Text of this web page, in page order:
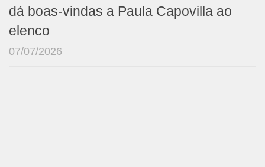
dá boas-vindas a Paula Capovilla ao
elenco
07/07/2026